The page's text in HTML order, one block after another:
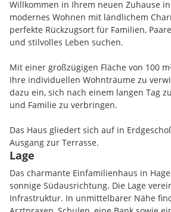
Willkommen in Ihrem neuen Zuhause
modernes Wohnen mit ländlichem
perfekte Rückzugsort für Familien,
und stilvolles Leben suchen.
Mit einer großzügigen Fläche von 100
Ihre individuellen Wohnträume zu
dazu ein, sich nach einem langen Tag
und Familie zu verbringen.
Das Haus gliedert sich auf in
Ausgang zur Terrasse.
Im ersten Stock befinden sich zwei
Im Kellerbereich befindet sich ein
Lage
Das charmante Einfamilienhaus in
sonnige Südausrichtung. Die Lage
Infrastruktur. In unmittelbarer Nähe